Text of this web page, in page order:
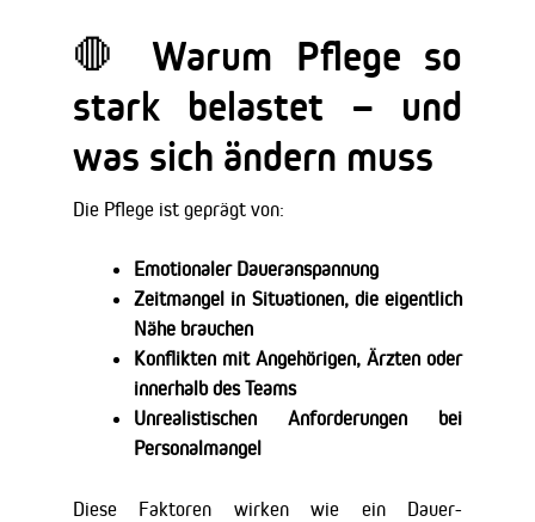
🛑 Warum Pflege so
stark belastet – und
was sich ändern muss
Die Pflege ist geprägt von:
Emotionaler Daueranspannung
Zeitmangel in Situationen, die eigentlich
Nähe brauchen
Konflikten mit Angehörigen, Ärzten oder
innerhalb des Teams
Unrealistischen Anforderungen bei
Personalmangel
Diese Faktoren wirken wie ein Dauer-